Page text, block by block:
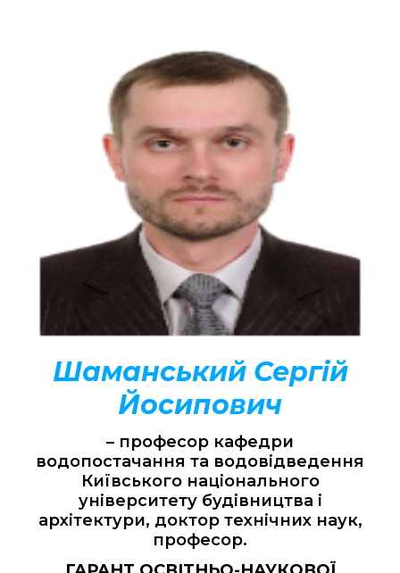
Шаманський Сергій
Йосипович
– професор кафедри
водопостачання та водовідведення
Київського національного
університету будівництва і
архітектури, доктор технічних наук,
професор.